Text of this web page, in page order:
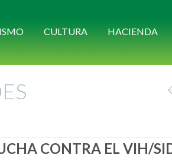
CULTURA HACIENDA
CONTRA EL VIH/